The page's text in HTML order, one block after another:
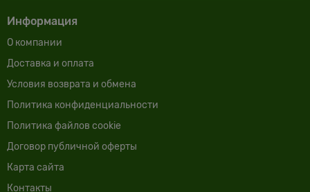
Информация
О компании
Доставка и оплата
Условия возврата и обмена
Политика конфиденциальности
Политика файлов cookie
Договор публичной оферты
Карта сайта
Контакты